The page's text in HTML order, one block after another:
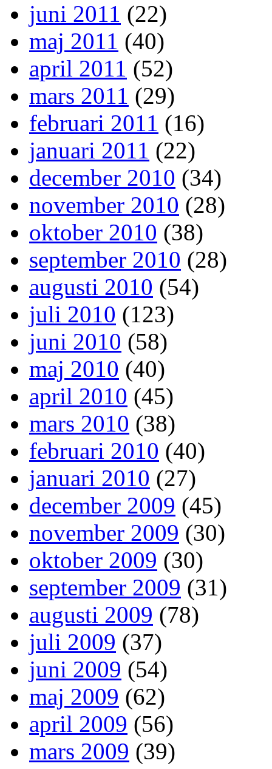
juni 2011 (22)
maj 2011 (40)
april 2011 (52)
mars 2011 (29)
februari 2011 (16)
januari 2011 (22)
december 2010 (34)
november 2010 (28)
oktober 2010 (38)
september 2010 (28)
augusti 2010 (54)
juli 2010 (123)
juni 2010 (58)
maj 2010 (40)
april 2010 (45)
mars 2010 (38)
februari 2010 (40)
januari 2010 (27)
december 2009 (45)
november 2009 (30)
oktober 2009 (30)
september 2009 (31)
augusti 2009 (78)
juli 2009 (37)
juni 2009 (54)
maj 2009 (62)
april 2009 (56)
mars 2009 (39)